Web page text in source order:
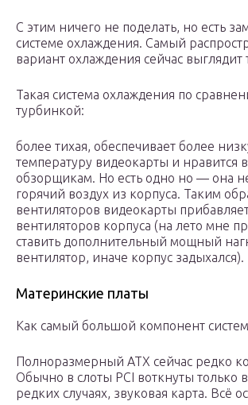
С этим ничего не поделать, но есть
системе охлаждения. Самый
вариант охлаждения сейчас выглядит
Такая система охлаждения по
турбинкой:
более тихая, обеспечивает более
температуру видеокарты и нравится
обзорщикам. Но есть одно но — она
горячий воздух из корпуса. Таким
вентиляторов видеокарты
вентиляторов корпуса (на лето мне
ставить дополнительный мощный
вентилятор, иначе корпус задыхался).
Материнские платы
Как самый большой компонент
Полноразмерный ATX сейчас редко
Обычно в слоты PCI воткнуты только
редких случаях, звуковая карта. Всё